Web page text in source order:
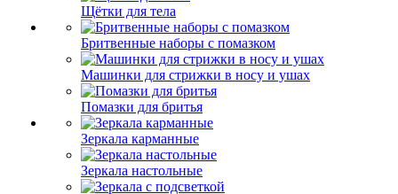
Щётки для тела
Бритвенные наборы с помазком
Машинки для стрижки в носу и ушах
Помазки для бритья
Зеркала карманные
Зеркала настольные